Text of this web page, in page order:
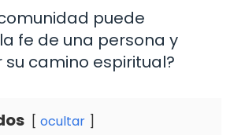
puede
fe de una persona y
su camino espiritual?
ocultar